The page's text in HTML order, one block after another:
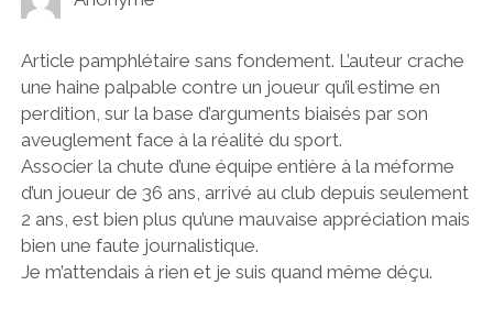
Article pamphlétaire sans fondement. L’auteur crache
une haine palpable contre un joueur qu’il estime en
perdition, sur la base d’arguments biaisés par son
aveuglement face à la réalité du sport.
Associer la chute d’une équipe entière à la méforme
d’un joueur de 36 ans, arrivé au club depuis seulement
2 ans, est bien plus qu’une mauvaise appréciation mais
bien une faute journalistique.
Je m’attendais à rien et je suis quand même déçu.